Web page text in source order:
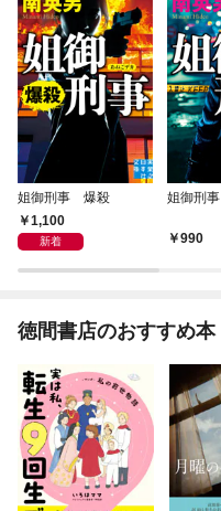
姐御刑事 爆殺
1,100
新着
姐御刑事
990
徳間書店のおすすめ本